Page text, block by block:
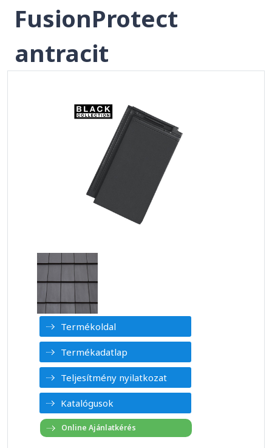
FusionProtect
antracit
Termékoldal
Termékadatlap
Teljesítmény nyilatkozat
Katalógusok